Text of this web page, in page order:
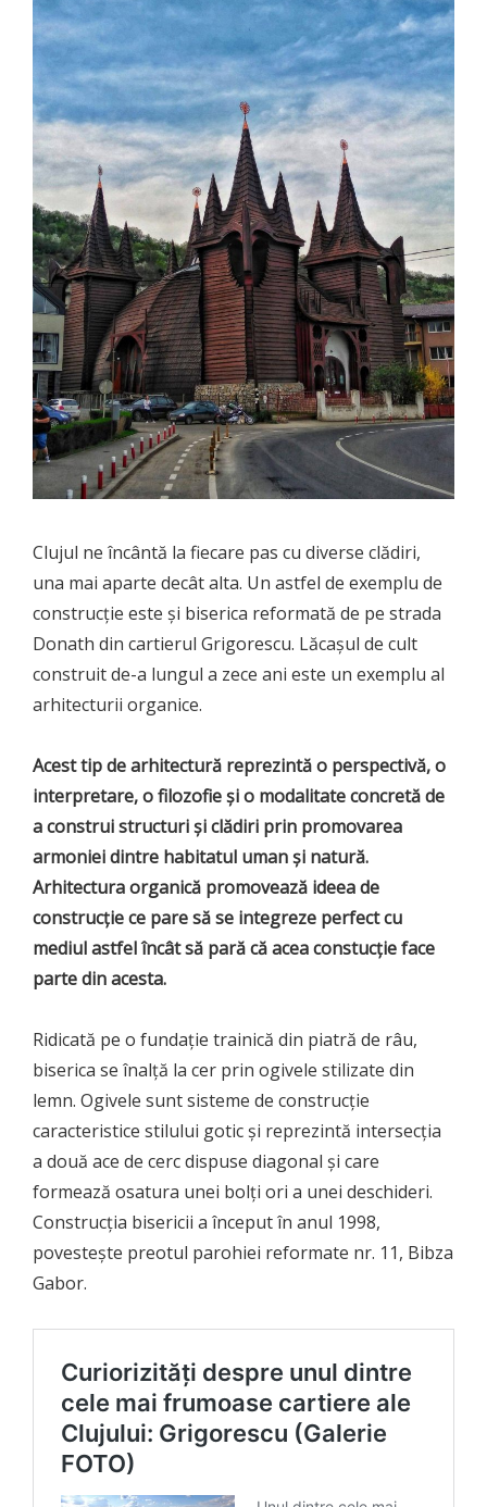
Clujul ne încântă la fiecare pas cu diverse clădiri,
una mai aparte decât alta. Un astfel de exemplu de
construcție este și biserica reformată de pe strada
Donath din cartierul Grigorescu. Lăcașul de cult
construit de-a lungul a zece ani este un exemplu al
arhitecturii organice.
Acest tip de arhitectură reprezintă o perspectivă, o
interpretare, o filozofie și o modalitate concretă de
a construi structuri și clădiri prin promovarea
armoniei dintre habitatul uman și natură.
Arhitectura organică promovează ideea de
construcție ce pare să se integreze perfect cu
mediul astfel încât să pară că acea constucție face
parte din acesta.
Ridicată pe o fundație trainică din piatră de râu,
biserica se înalță la cer prin ogivele stilizate din
lemn. Ogivele sunt sisteme de construcție
caracteristice stilului gotic și reprezintă intersecția
a două ace de cerc dispuse diagonal și care
formează osatura unei bolți ori a unei deschideri.
Construcția bisericii a început în anul 1998,
povestește preotul parohiei reformate nr. 11, Bibza
Gabor.